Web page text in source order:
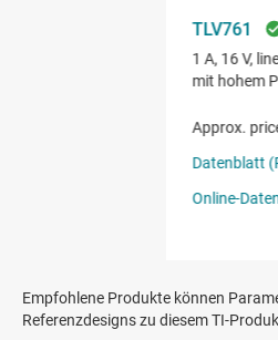
Empfohlene Produkte können
Referenzdesigns zu diesem TI-